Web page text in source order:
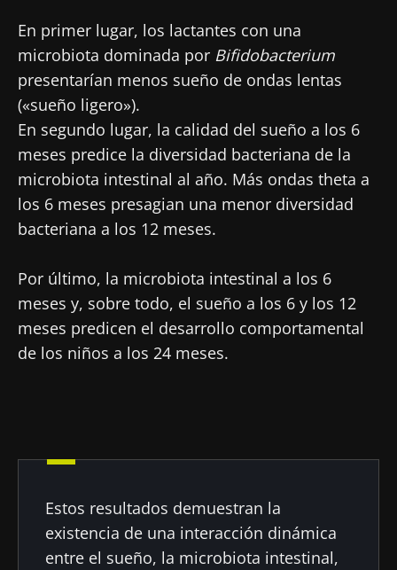
En primer lugar, los lactantes con una
microbiota dominada por Bifidobacterium
presentarían menos sueño de ondas lentas
(«sueño ligero»).
En segundo lugar, la calidad del sueño a los 6
meses predice la diversidad bacteriana de la
microbiota intestinal al año. Más ondas theta a
los 6 meses presagian una menor diversidad
bacteriana a los 12 meses.
Por último, la microbiota intestinal a los 6
meses y, sobre todo, el sueño a los 6 y los 12
meses predicen el desarrollo comportamental
de los niños a los 24 meses.
Estos resultados demuestran la
existencia de una interacción dinámica
entre el sueño, la microbiota intestinal,
Redirección
Está a punto de ser redirigido y de dejar
nuestro sitio web.
Ser redirigido
Quedarse en el sitio web del Biocodex Microbiota
Institute
le permitirá mantenerse informado sobre la
microbiota.
Me gustaría registrarme para recibir más
noticias de Biocodex
de uso y lapolítica de protección de datos
Biocodex Microbiota Institute
* Campo obligatorio
noticias de Biocodex
He leído y acepto lascondiciones generales
de uso y la
Biocodex Microbiota Institute
* Campo obligatorio
Descubrir
de la
reproductiva
Leer el
artículo
intratumoral:
independiente
en el cáncer
colorrectal?
Leer el
artículo
bacteria
músculos
Leer el